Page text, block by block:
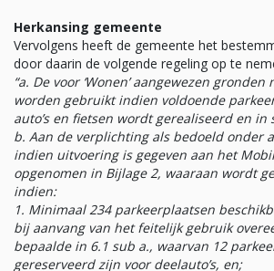
Herkansing gemeente
Vervolgens heeft de gemeente het
door daarin de volgende regeling op te
“a. De voor ‘Wonen’ aangewezen
worden gebruikt indien voldoende
auto’s en fietsen wordt gerealiseerd en in
b. Aan de verplichting als bedoeld onder
indien uitvoering is gegeven aan het
opgenomen in Bijlage 2, waaraan wordt
indien:
1. Minimaal 234 parkeerplaatsen
bij aanvang van het feitelijk gebruik
bepaalde in 6.1 sub a., waarvan 12
gereserveerd zijn voor deelauto’s, en;